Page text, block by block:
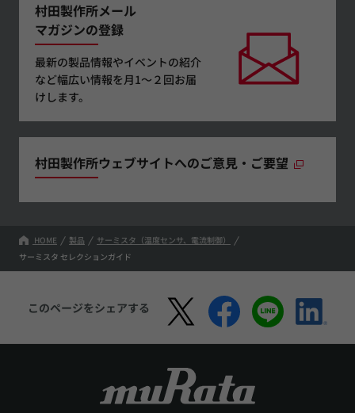
村田製作所メール
マガジンの登録
最新の製品情報やイベントの紹介
など幅広い情報を月1～２回お届
けします。
村田製作所ウェブサイトへのご意見・ご要望
HOME 製品
サーミスタ（温度センサ、電流制御）
サーミスタ セレクションガイド
このページをシェアする